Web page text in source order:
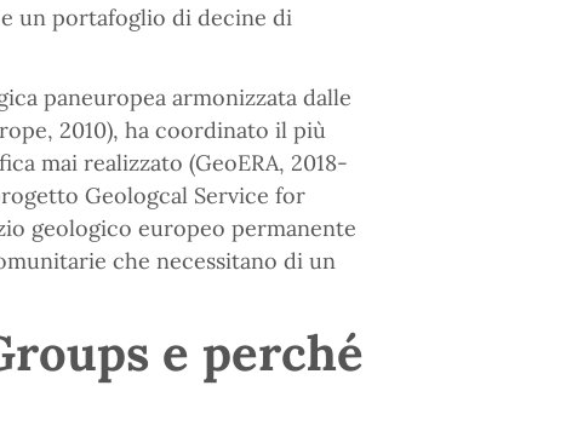
un portafoglio di decine di
paneuropea armonizzata dalle
2010), ha coordinato il più
mai realizzato (GeoERA, 2018-
Geologcal Service for
geologico europeo permanente
che necessitano di un
e perché